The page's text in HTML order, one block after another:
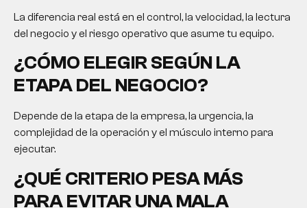
La diferencia real está en el control, la velocidad, la lectura
del negocio y el riesgo operativo que asume tu equipo.
¿CÓMO ELEGIR SEGÚN LA
ETAPA DEL NEGOCIO?
Depende de la etapa de la empresa, la urgencia, la
complejidad de la operación y el músculo interno para
ejecutar.
¿QUÉ CRITERIO PESA MÁS
PARA EVITAR UNA MALA